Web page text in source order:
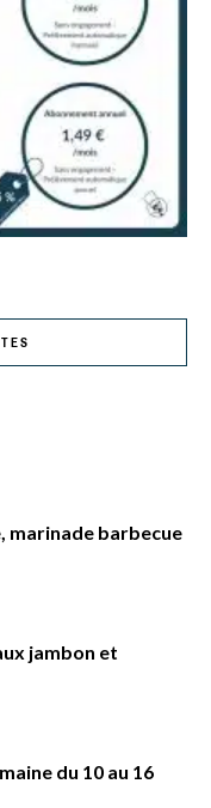
marinade barbecue
jambon et
du 10 au 16